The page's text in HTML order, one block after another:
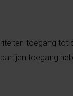
toegang tot
toegang